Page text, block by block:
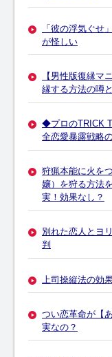
「彼の浮気ぐ
が怪しい
【男性版復縁マ
縁する方法の噂
◆プロのTRICK
全恋愛暴露戦略
狩猟本能に火を
嬢）を狩る方法
実！効果なし？
別れた恋人とヨ
判
上司操縦法の効
つい恋革命が【
実なの？